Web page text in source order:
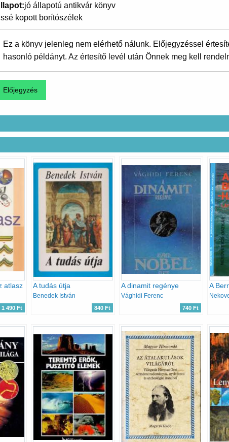
jó állapotú antikvár könyv
kopott borítószélek
Ez a könyv jelenleg nem elérhető nálunk. Előjegyzéssel
hasonló példányt. Az értesítő levél után Önnek meg kell
atlasz
1 490 Ft
A tudás útja
Benedek István
840 Ft
A dinamit regénye
Vághidi Ferenc
740 Ft